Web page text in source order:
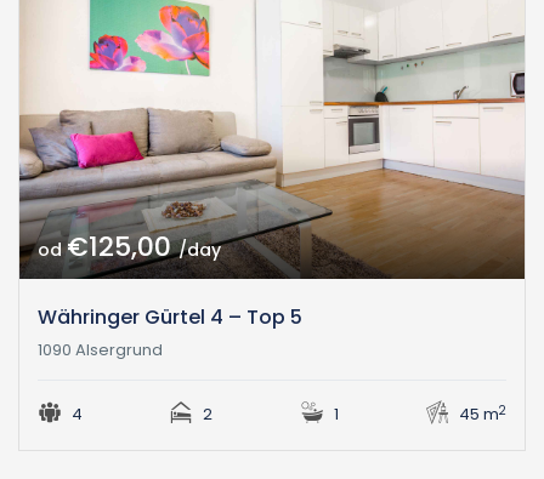
od€125,00/day
Währinger Gürtel 4 – Top 5
1090 Alsergrund
4 2 1 45 m2